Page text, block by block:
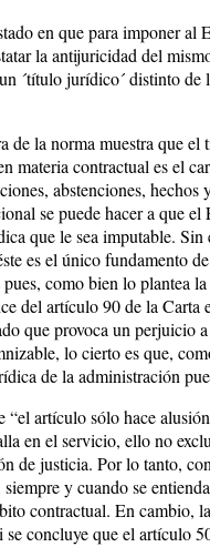
en que para imponer al
la antijuricidad del
´título jurídico´ distinto de
de la norma muestra que el
materia contractual es el
abstenciones, hechos
se puede hacer a que el
que le sea imputable.
es el único fundamento
como bien lo plantea
del artículo 90 de la Carta
que provoca un perjuicio
lo cierto es que,
de la administración
“el artículo sólo hace
en el servicio, ello no
de justicia. Por lo tanto,
y cuando se
contractual. En cambio,
concluye que el artículo